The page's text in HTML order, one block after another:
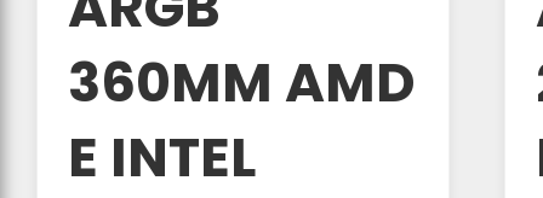
360MM AMD
E INTEL